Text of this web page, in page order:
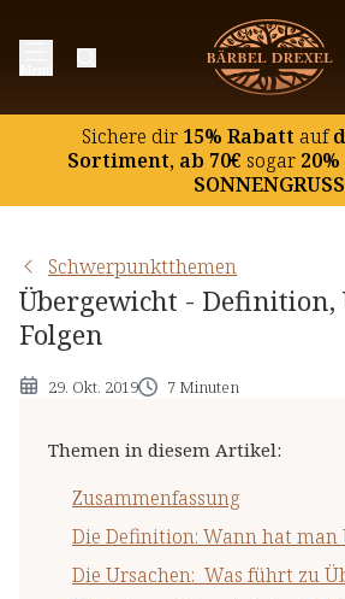
Sichere dir15% Rabatt auf
Sortiment, ab 70€ sogar20%
SONNENGRUSS
Schwerpunktthemen
Übergewicht - Definition,
Folgen
29. Okt. 2019 7 Minuten
Themen in diesem Artikel:
Zusammenfassung
Die Definition: Wann hat man
Die Ursachen: Was führt zu
Zusammenfassung
Die Definition: Wann hat man
Die Ursachen: Was führt zu
Die Folgen: Was wird durch